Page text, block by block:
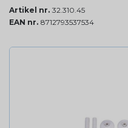
Artikel nr. 32.310.45
EAN nr. 8712793537534